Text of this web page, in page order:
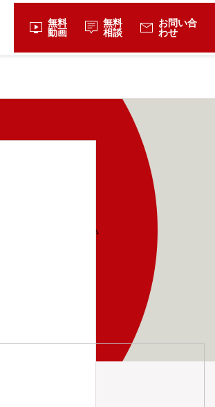
live_tv 無料
動画
tooltip_2 無料
相談
mail お問い合
わせ